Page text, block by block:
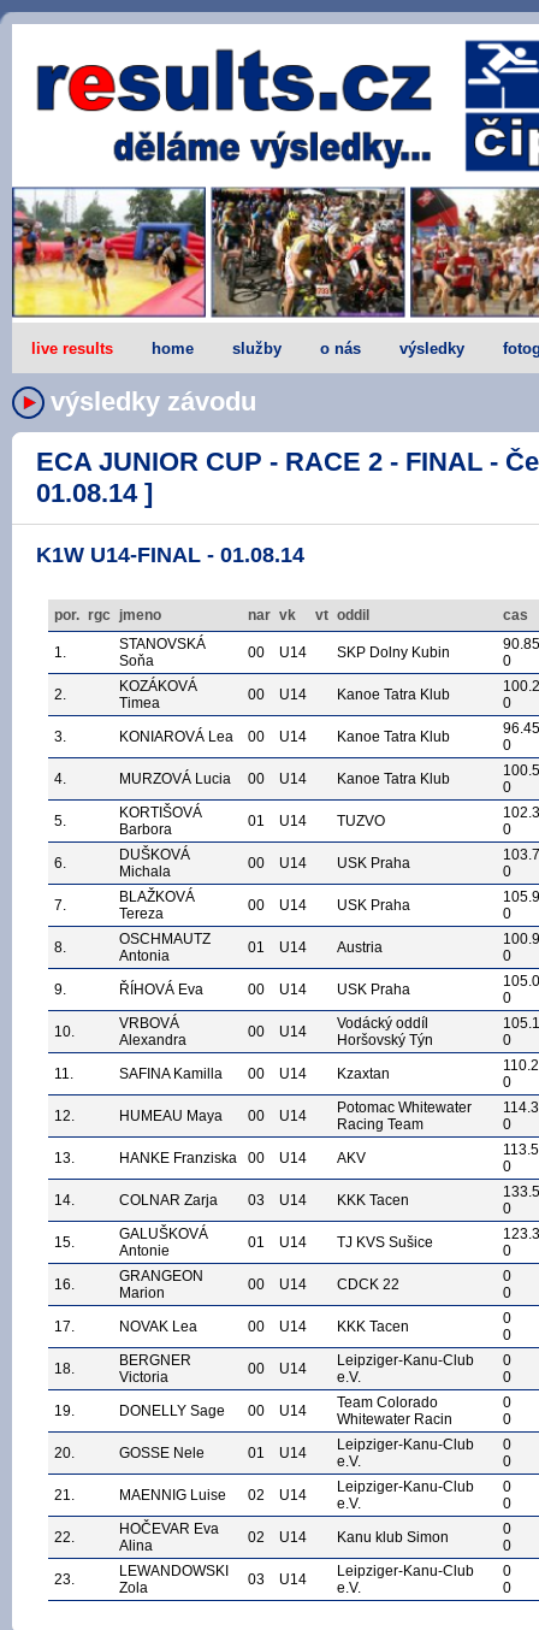
live results home služby o nás výsledky
výsledky závodu
ECA JUNIOR CUP - RACE 2 - FINAL -
01.08.14 ]
K1W U14-FINAL - 01.08.14
por. rgc jmeno nar vk vt oddil cas
1.
STANOVSKÁ
Soňa
00 U14 SKP Dolny Kubin
90.85
0
2.
KOZÁKOVÁ
Timea
00 U14 Kanoe Tatra Klub
0
3.
KONIAROVÁ Lea 00 U14 Kanoe Tatra Klub
96.45
0
4.
MURZOVÁ Lucia 00 U14 Kanoe Tatra Klub
0
5.
KORTIŠOVÁ
Barbora
01 U14 TUZVO
0
6.
DUŠKOVÁ
Michala
00 U14 USK Praha
0
7.
BLAŽKOVÁ
Tereza
00 U14 USK Praha
0
8.
OSCHMAUTZ
Antonia
01 U14 Austria
0
9.
ŘÍHOVÁ Eva 00 U14 USK Praha
0
10.
VRBOVÁ
Alexandra
00 U14
Vodácký oddíl
Horšovský Týn
0
11.
SAFINA Kamilla 00 U14 Kzaxtan
0
12.
HUMEAU Maya 00 U14
Potomac Whitewater
Racing Team
0
13.
HANKE Franziska 00 U14 AKV
0
14.
COLNAR Zarja 03 U14 KKK Tacen
0
15.
GALUŠKOVÁ
Antonie
01 U14 TJ KVS Sušice
0
16.
GRANGEON
Marion
00 U14 CDCK 22
0
0
17.
NOVAK Lea 00 U14 KKK Tacen
0
0
18.
BERGNER
Victoria
00 U14
Leipziger-Kanu-Club
e.V.
0
0
19.
DONELLY Sage 00 U14
Team Colorado
Whitewater Racin
0
0
20.
GOSSE Nele 01 U14
Leipziger-Kanu-Club
e.V.
0
0
21.
MAENNIG Luise 02 U14
Leipziger-Kanu-Club
e.V.
0
0
22.
HOČEVAR Eva
Alina
02 U14 Kanu klub Simon
0
0
23.
LEWANDOWSKI
Zola
03 U14
Leipziger-Kanu-Club
e.V.
0
0